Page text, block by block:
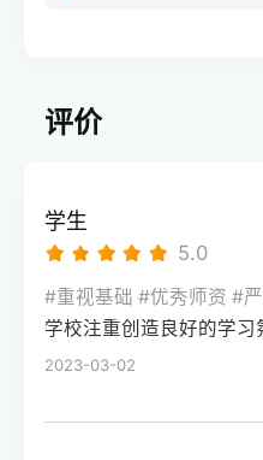
公式、高一高二的
秀但高考严重失常
于自己的分还有一
生在考场上掉了链
稳上个优质一本，
涂错卡，最后只考
少分，你千万别去
制冲刺班，就是让
上几个小时，孩子
中的大部队走。而
从早晨七点的晨读
课，再到晚自习的
备考氛围直接拉满
说国内统招类的特
招文凭的正规渠道
现和综合素质评价
只占一部分，部分
高考分数。我们曾
过这个路径拿到西
高考发挥失常的风
民政职业技术学院
评价
学生
5.0
#重视基础 #优秀师资 #
2023-03-02